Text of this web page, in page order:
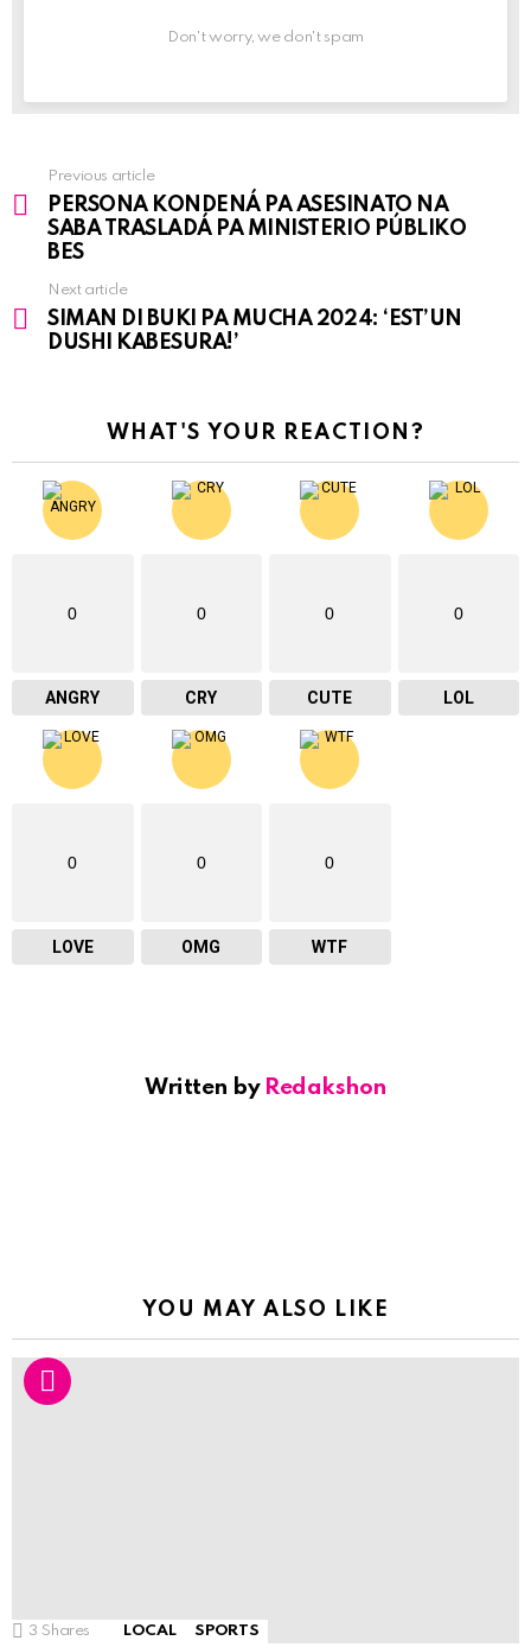
Don't worry, we don't spam
See
more
Previous article
PERSONA KONDENÁ PA ASESINATO NA
SABA TRASLADÁ PA MINISTERIO PÚBLIKO
BES
Next article
SIMAN DI BUKI PA MUCHA 2024: ‘EST’UN
DUSHI KABESURA!’
WHAT'S YOUR REACTION?
0
ANGRY
0
CRY
0
CUTE
0
LOL
0
LOVE
0
OMG
0
WTF
Written by Redakshon
YOU MAY ALSO LIKE
3 Shares LOCAL SPORTS